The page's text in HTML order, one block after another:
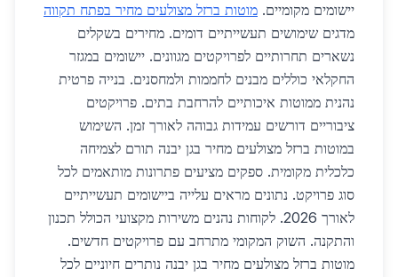
יישומים מקומיים. מוטות ברזל מצולעים מחיר בפתח תקווה
מדגים שימושים תעשייתיים דומים. מחירים בשקלים
נשארים תחרותיים לפרויקטים מגוונים. יישומים במגזר
החקלאי כוללים מבנים לחממות ולמחסנים. בנייה פרטית
נהנית ממוטות איכותיים להרחבת בתים. פרויקטים
ציבוריים דורשים עמידות גבוהה לאורך זמן. השימוש
במוטות ברזל מצולעים מחיר בגן יבנה תורם לצמיחה
כלכלית מקומית. ספקים מציעים פתרונות מותאמים לכל
סוג פרויקט. נתונים מראים עלייה ביישומים תעשייתיים
לאורך 2026. לקוחות נהנים משירות מקצועי הכולל תכנון
והתקנה. השוק המקומי מתרחב עם פרויקטים חדשים.
מוטות ברזל מצולעים מחיר בגן יבנה נותרים חיוניים לכל